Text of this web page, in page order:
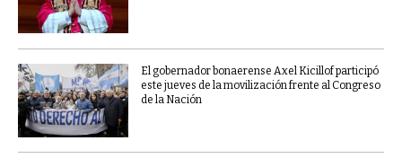
El gobernador bonaerense Axel Kicillof participó
este jueves de la movilización frente al Congreso
de la Nación